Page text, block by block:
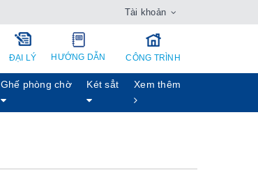
Tài khoản
ĐẠI LÝ HƯỚNG DẪN CÔNG TRÌNH
Ghế phòng chờ Két sẳt Xem thêm